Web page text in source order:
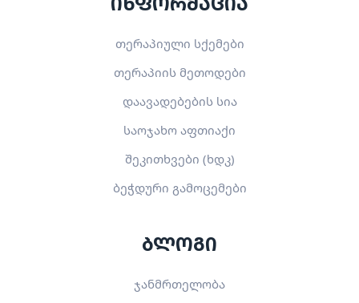
თერაპიული სქემები
თერაპიის მეთოდები
დაავადებების სია
საოჯახო აფთიაქი
შეკითხვები (ხდკ)
ბეჭდური გამოცემები
ბლოგი
ჯანმრთელობა